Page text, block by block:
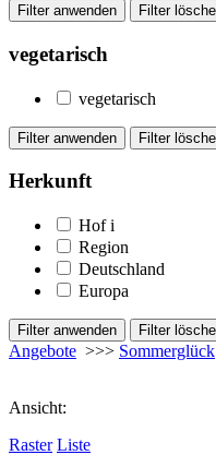
vegetarisch
vegetarisch
Herkunft
Hof i
Region
Deutschland
Europa
Angebote >>> Sommerglück
Ansicht:
Raster Liste